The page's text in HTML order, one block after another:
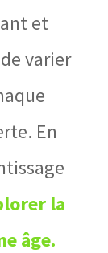
et
varier
En
la
âge.